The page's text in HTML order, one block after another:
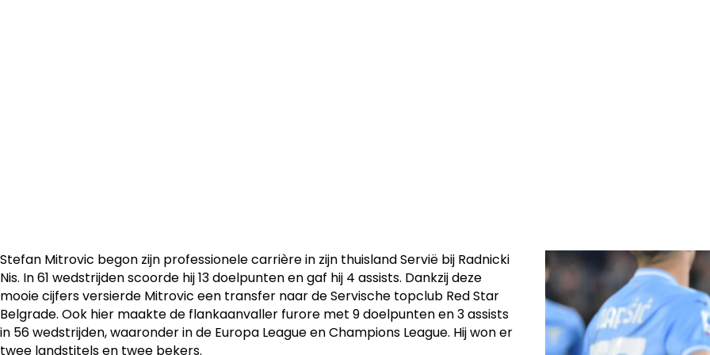
Stefan Mitrovic begon zijn professionele carrière in zijn thuisland Servië bij Radnicki
Nis. In 61 wedstrijden scoorde hij 13 doelpunten en gaf hij 4 assists. Dankzij deze
mooie cijfers versierde Mitrovic een transfer naar de Servische topclub Red Star
Belgrade. Ook hier maakte de flankaanvaller furore met 9 doelpunten en 3 assists
in 56 wedstrijden, waaronder in de Europa League en Champions League. Hij won er
twee landstitels en twee bekers.